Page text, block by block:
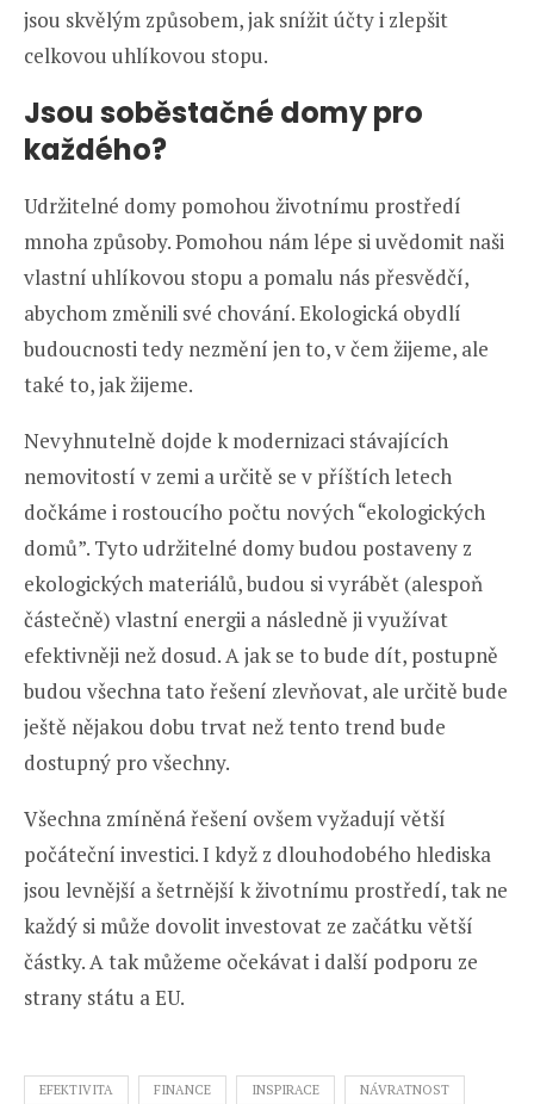
jsou skvělým způsobem, jak snížit účty i zlepšit
celkovou uhlíkovou stopu.
Jsou soběstačné domy pro
každého?
Udržitelné domy pomohou životnímu prostředí
mnoha způsoby. Pomohou nám lépe si uvědomit naši
vlastní uhlíkovou stopu a pomalu nás přesvědčí,
abychom změnili své chování. Ekologická obydlí
budoucnosti tedy nezmění jen to, v čem žijeme, ale
také to, jak žijeme.
Nevyhnutelně dojde k modernizaci stávajících
nemovitostí v zemi a určitě se v příštích letech
dočkáme i rostoucího počtu nových “ekologických
domů”. Tyto udržitelné domy budou postaveny z
ekologických materiálů, budou si vyrábět (alespoň
částečně) vlastní energii a následně ji využívat
efektivněji než dosud. A jak se to bude dít, postupně
budou všechna tato řešení zlevňovat, ale určitě bude
ještě nějakou dobu trvat než tento trend bude
dostupný pro všechny.
Všechna zmíněná řešení ovšem vyžadují větší
počáteční investici. I když z dlouhodobého hlediska
jsou levnější a šetrnější k životnímu prostředí, tak ne
každý si může dovolit investovat ze začátku větší
částky. A tak můžeme očekávat i další podporu ze
strany státu a EU.
EFEKTIVITA FINANCE INSPIRACE NÁVRATNOST